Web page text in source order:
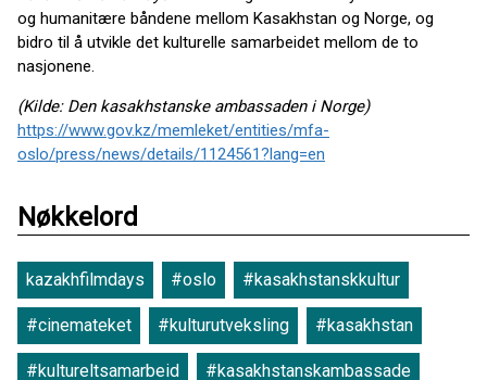
og humanitære båndene mellom Kasakhstan og Norge, og
bidro til å utvikle det kulturelle samarbeidet mellom de to
nasjonene.
(Kilde: Den kasakhstanske ambassaden i Norge)
https://www.gov.kz/memleket/entities/mfa-
oslo/press/news/details/1124561?lang=en
Nøkkelord
kazakhfilmdays #oslo #kasakhstanskkultur
#cinemateket #kulturutveksling #kasakhstan
#kultureltsamarbeid #kasakhstanskambassade